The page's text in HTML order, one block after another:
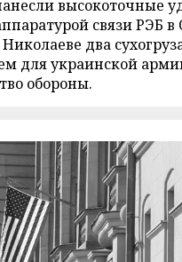
высокоточные
связи РЭБ в
два
для украинской
обороны.